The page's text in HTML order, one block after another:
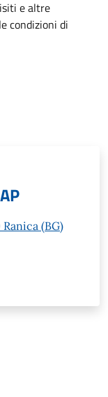
e altre
condizioni di
(BG)